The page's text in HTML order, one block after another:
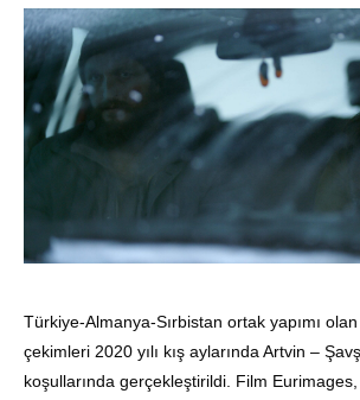
Türkiye-Almanya-Sırbistan ortak yapımı olan
çekimleri 2020 yılı kış aylarında Artvin –
koşullarında gerçekleştirildi. Film